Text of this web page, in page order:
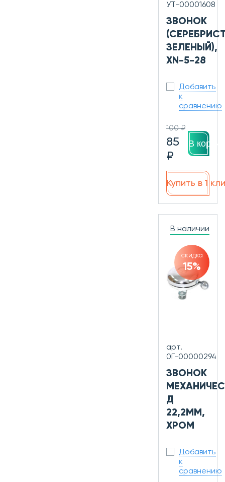
УТ-00001608
ЗВОНОК
ЗЕЛЕНЫЙ),
XN-5-28
Добавить
к
сравнению
100 ₽
85
₽
В
Купить в 1
В наличии
скидка
15%
арт.
0Г-00000294
ЗВОНОК
Д
22,2ММ,
ХРОМ
Добавить
к
сравнению